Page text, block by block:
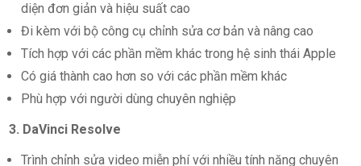
diện đơn giản và hiệu suất cao
Đi kèm với bộ công cụ chỉnh sửa cơ bản và nâng cao
Tích hợp với các phần mềm khác trong hệ sinh thái Apple
Có giá thành cao hơn so với các phần mềm khác
Phù hợp với người dùng chuyên nghiệp
3. DaVinci Resolve
Trình chỉnh sửa video miễn phí với nhiều tính năng chuyên